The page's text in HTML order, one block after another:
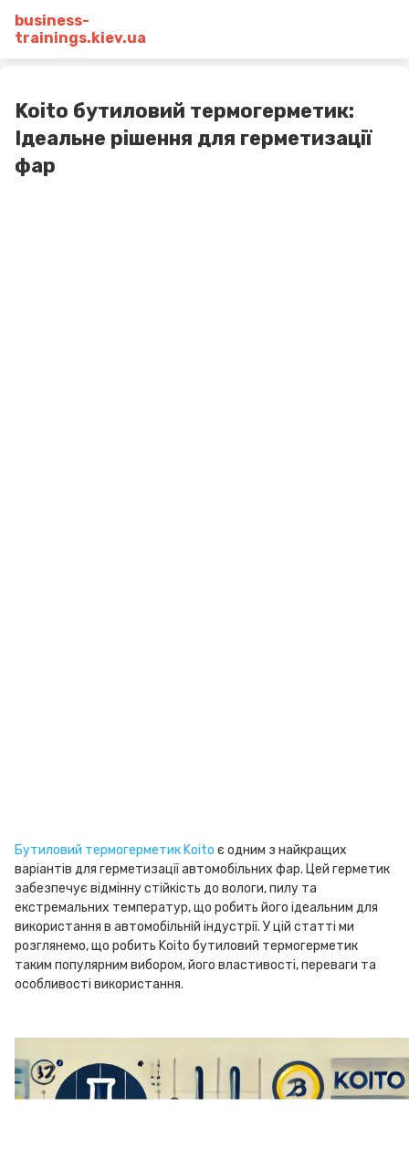
business-
trainings.kiev.ua
Koito бутиловий термогерметик:
Ідеальне рішення для герметизації
фар
Бутиловий термогерметик Koito є одним з найкращих
варіантів для герметизації автомобільних фар. Цей герметик
забезпечує відмінну стійкість до вологи, пилу та
екстремальних температур, що робить його ідеальним для
використання в автомобільній індустрії. У цій статті ми
розглянемо, що робить Koito бутиловий термогерметик
таким популярним вибором, його властивості, переваги та
особливості використання.